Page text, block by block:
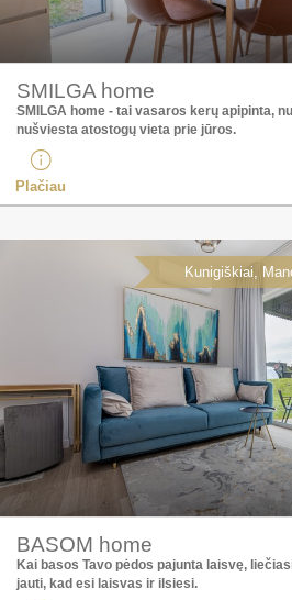
SMILGA home
SMILGA home - tai vasaros kerų apipinta,
nušviesta atostogų vieta prie jūros.
Plačiau
Kunigiškiai,
BASOM home
Kai basos Tavo pėdos pajunta laisvę,
jauti, kad esi laisvas ir ilsiesi.